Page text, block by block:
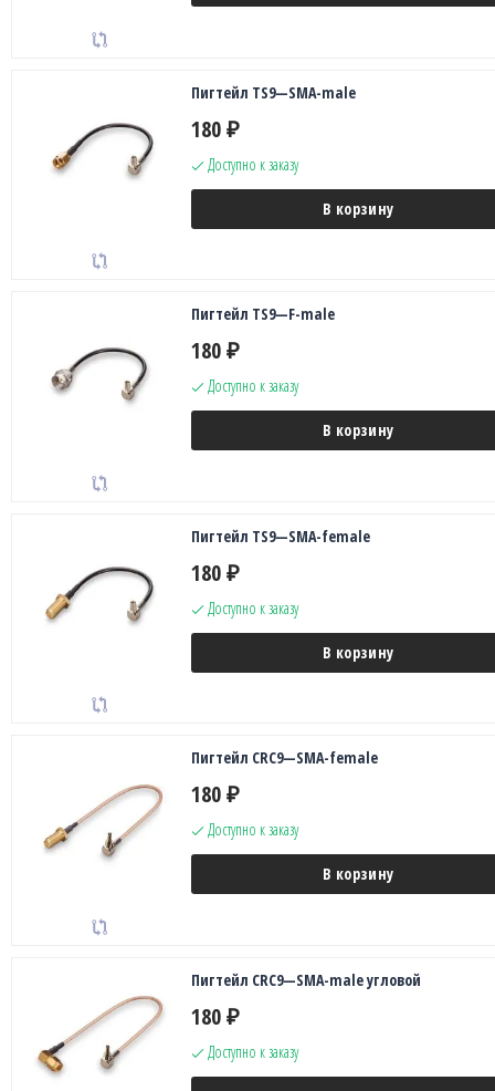
Пигтейл TS9—SMA-male
180 ₽
Доступно к заказу
В корзину
Пигтейл TS9—F-male
180 ₽
Доступно к заказу
В корзину
Пигтейл TS9—SMA-female
180 ₽
Доступно к заказу
В корзину
Пигтейл CRC9—SMA-female
180 ₽
Доступно к заказу
В корзину
Пигтейл CRC9—SMA-male угловой
180 ₽
Доступно к заказу